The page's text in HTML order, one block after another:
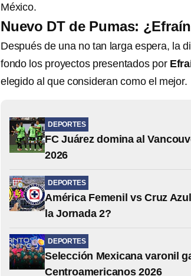
México.
Nuevo DT de Pumas:
Después de una no tan larga espera, la
fondo los proyectos presentados por
elegido al que consideran como el mejor.
DEPORTES
FC Juárez domina al
2026
DEPORTES
América Femenil vs Cruz
la Jornada 2?
DEPORTES
Selección Mexicana varonil
Centroamericanos 2026